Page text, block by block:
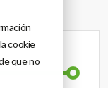
cookie
que no